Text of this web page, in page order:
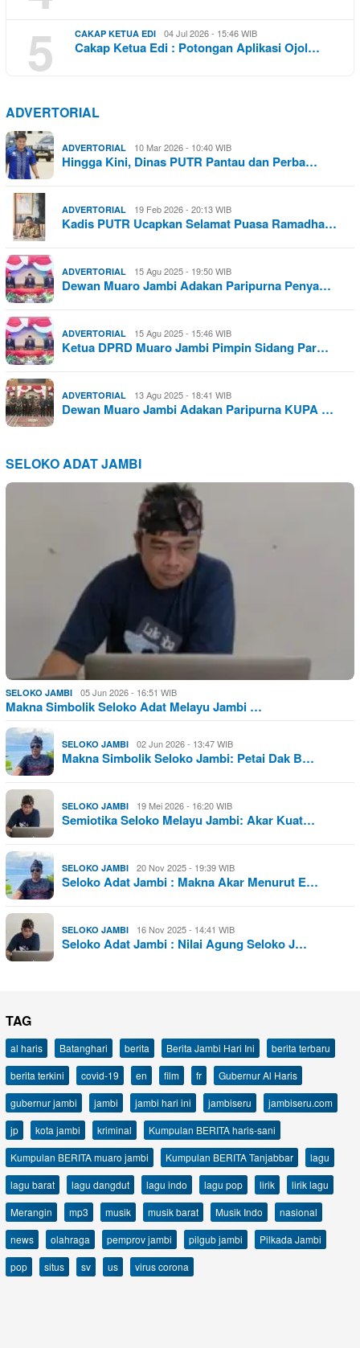
5 CAKAP KETUA EDI 04 Jul 2026 - 15:46 WIB
Cakap Ketua Edi : Potongan Aplikasi Ojol…
ADVERTORIAL
ADVERTORIAL 10 Mar 2026 - 10:40 WIB
Hingga Kini, Dinas PUTR Pantau dan Perba…
ADVERTORIAL 19 Feb 2026 - 20:13 WIB
Kadis PUTR Ucapkan Selamat Puasa Ramadha…
ADVERTORIAL 15 Agu 2025 - 19:50 WIB
Dewan Muaro Jambi Adakan Paripurna Penya…
ADVERTORIAL 15 Agu 2025 - 15:46 WIB
Ketua DPRD Muaro Jambi Pimpin Sidang Par…
ADVERTORIAL 13 Agu 2025 - 18:41 WIB
Dewan Muaro Jambi Adakan Paripurna KUPA …
SELOKO ADAT JAMBI
SELOKO JAMBI 05 Jun 2026 - 16:51 WIB
Makna Simbolik Seloko Adat Melayu Jambi …
SELOKO JAMBI 02 Jun 2026 - 13:47 WIB
Makna Simbolik Seloko Jambi: Petai Dak B…
SELOKO JAMBI 19 Mei 2026 - 16:20 WIB
Semiotika Seloko Melayu Jambi: Akar Kuat…
SELOKO JAMBI 20 Nov 2025 - 19:39 WIB
Seloko Adat Jambi : Makna Akar Menurut E…
SELOKO JAMBI 16 Nov 2025 - 14:41 WIB
Seloko Adat Jambi : Nilai Agung Seloko J…
TAG
al haris Batanghari berita Berita Jambi Hari Ini
berita terbaru
berita terkini
covid-19 en film fr
Gubernur Al Haris
gubernur jambi
jambi jambi hari ini jambiseru
jambiseru.com
jp
kota jambi kriminal
Kumpulan BERITA haris-sani
Kumpulan BERITA muaro jambi
Kumpulan BERITA Tanjabbar
lagu
lagu barat
lagu dangdut lagu indo lagu pop lirik
lirik lagu
Merangin
mp3 musik musik barat Musik Indo
nasional
news
olahraga pemprov jambi pilgub jambi
Pilkada Jambi
pop
situs sv us virus corona